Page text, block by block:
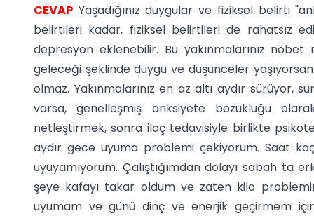
CEVAP Yaşadığınız duygular ve fiziksel belirti
belirtileri kadar, fiziksel belirtileri de rahatsız
depresyon eklenebilir. Bu yakınmalarınız
geleceği şeklinde duygu ve düşünceler
olmaz. Yakınmalarınız en az altı aydır sürüyor,
varsa, genelleşmiş anksiyete bozukluğu
netleştirmek, sonra ilaç tedavisiyle birlikte
aydır gece uyuma problemi çekiyorum. Saat
uyuyamıyorum. Çalıştığımdan dolayı sabah ta
şeye kafayı takar oldum ve zaten kilo
uyumam ve günü dinç ve enerjik geçirmem